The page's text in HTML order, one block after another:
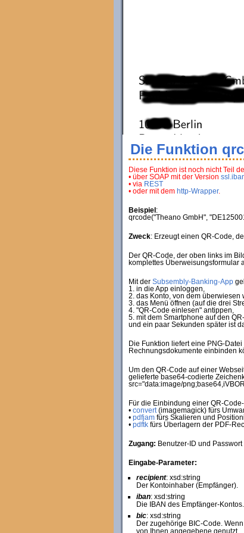
Die Funktion
Diese Funktion ist noch nicht Teil
• über SOAP mit der Version
• via REST
• oder mit dem http-Wrapper.
Beispiel :
qrcode("Theano GmbH",
Zweck: Erzeugt einen QR-Code,
Der QR-Code, der oben links im
komplettes Überweisungsformular
Mit der Subsembly-Banking-App
1. in die App einloggen,
2. das Konto, von dem überwiesen
3. das Menü öffnen (auf die drei
4. "QR-Code einlesen" antippen,
5. mit dem Smartphone auf den
und ein paar Sekunden später ist
Die Funktion liefert eine PNG-
Rechnungsdokumente einbinden
Um den QR-Code auf einer
gelieferte base64-codierte
src="data:image/
Für die Einbindung einer QR-
• convert(imagemagick) fürs
• pdfjamfürs Skalieren und
• pdftkfürs Überlagern der PDF-
Zugang: Benutzer-ID und
Eingabe-Parameter:
recipient: xsd:string
Der Kontoinhaber (Empfänger).
iban: xsd:string
Die IBAN des Empfänger-Kontos.
bic: xsd:string
Der zugehörige BIC-Code.
von Ihnen angegebene genutzt.